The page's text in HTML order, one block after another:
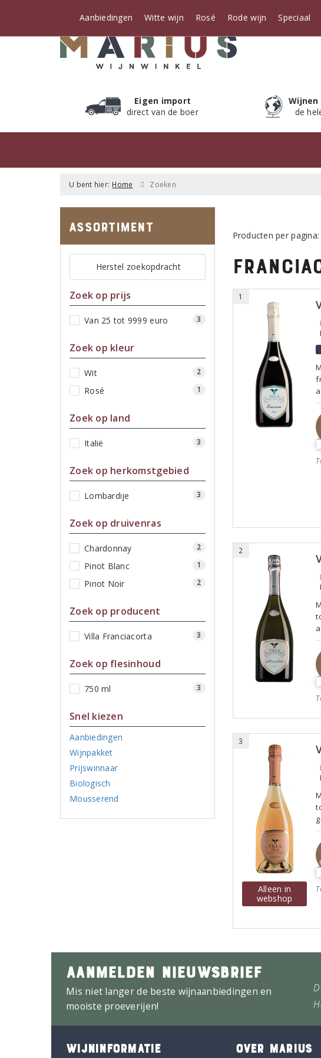
Eigen import
direct van de boer
Wijnen
de
Aanbiedingen Witte wijn Rosé Rode wijn Speciaal
U bent hier: Home Zoeken
Assortiment
Herstel zoekopdracht
Zoek op prijs
Van 25 tot 9999 euro 3
Zoek op kleur
Wit 2
Rosé 1
Zoek op land
Italië 3
Zoek op herkomstgebied
Lombardije 3
Zoek op druivenras
Chardonnay 2
Pinot Blanc 1
Pinot Noir 2
Zoek op producent
Villa Franciacorta 3
Zoek op flesinhoud
750 ml 3
Snel kiezen
Aanbiedingen
Wijnpakket
Prijswinnaar
Biologisch
Mousserend
Producten per pagina:
1
2
3
Alleen in
webshop
AANMELDEN NIEUWSBRIEF
Mis niet langer de beste wijnaanbiedingen en
mooiste proeverijen!
WIJNINFORMATIE OVER MARIUS